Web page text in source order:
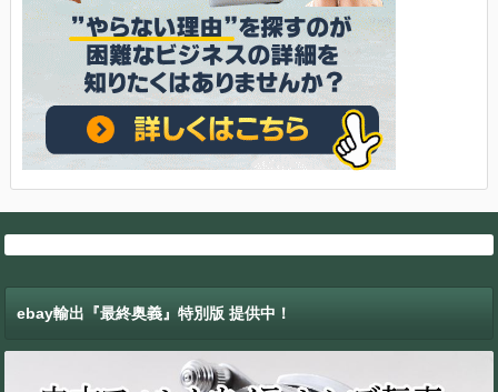
ebay輸出『最終奥義』特別版 提供中！